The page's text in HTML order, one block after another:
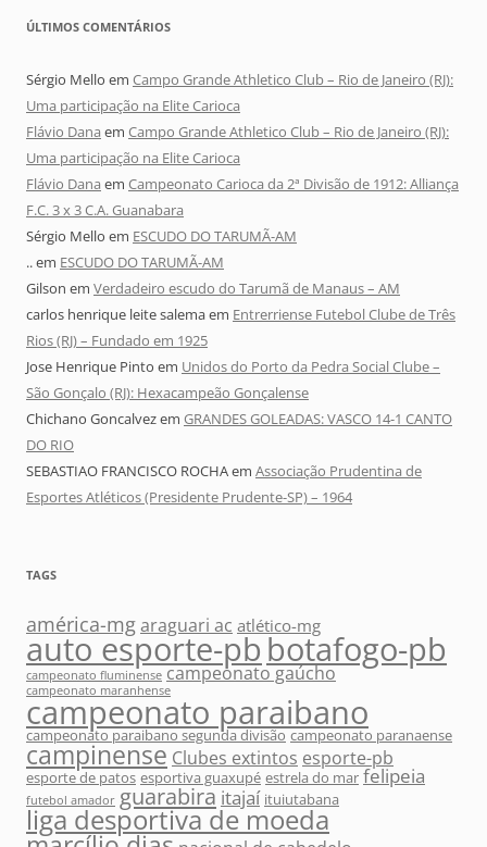
ÚLTIMOS COMENTÁRIOS
Sérgio Mello em Campo Grande Athletico Club – Rio de Janeiro (RJ):
Uma participação na Elite Carioca
Flávio Dana em Campo Grande Athletico Club – Rio de Janeiro (RJ):
Uma participação na Elite Carioca
Flávio Dana em Campeonato Carioca da 2ª Divisão de 1912: Alliança
F.C. 3 x 3 C.A. Guanabara
Sérgio Mello em ESCUDO DO TARUMÃ-AM
..em ESCUDO DO TARUMÃ-AM
Gilson em Verdadeiro escudo do Tarumã de Manaus – AM
carlos henrique leite salemaem Entrerriense Futebol Clube de Três
Rios (RJ) – Fundado em 1925
Jose Henrique Pinto em Unidos do Porto da Pedra Social Clube –
São Gonçalo (RJ): Hexacampeão Gonçalense
Chichano Goncalvezem GRANDES GOLEADAS: VASCO 14-1 CANTO
DO RIO
SEBASTIAO FRANCISCO ROCHAem Associação Prudentina de
Esportes Atléticos (Presidente Prudente-SP) – 1964
TAGS
américa-mgaraguari ac atlético-mg
auto esporte-pbbotafogo-pb
campeonato fluminense campeonato gaúcho
campeonato maranhense
campeonato paraibano
campeonato paraibano segunda divisão campeonato paranaense
campinense Clubes extintos esporte-pb
esporte de patos esportiva guaxupé estrela do mar felipeia
futebol amador guarabira itajaí ituiutabana
liga desportiva de moeda